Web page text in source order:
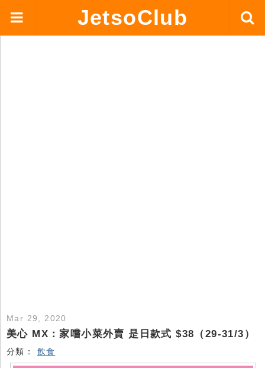
JetsoClub
Mar 29, 2020
美心 MX：家嚐小菜外賣 是日款式 $38（29-31/3）
分類： 飲食